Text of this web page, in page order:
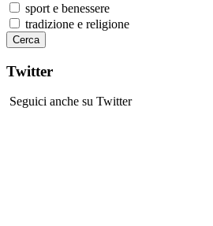
sport e benessere
tradizione e religione
Twitter
Seguici anche su Twitter